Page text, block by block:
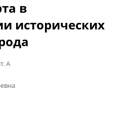
в
исторических
А